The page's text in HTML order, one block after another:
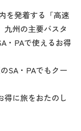
を発着する「高速
州の主要バスタ
・PAで使えるお得
SA・PAでもクー
得に旅をおたのし